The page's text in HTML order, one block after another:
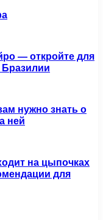
— откройте для
Бразилии
нужно знать о
ней
на цыпочках
для